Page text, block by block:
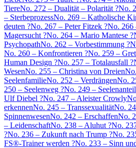
TiereNo. 272 – Dualität – Polarität ?No.
– SterbeprozessNo. 269 – Katholische
deuten ?No. 267 – Peter Fitzek ?No. 266
Magersucht ?No. 264 – Mario Mantese ?
PsychopathNo. 262 – Vorbestimmung ?
No. 260 – Konfrontieren ?No. 259 –
Human Design ?No. 257 – Totalausfall ?
WesenNo. 255 – Christina von Dreien
SeelenfamilieNo. 252 – VerdrängenNo.
250 – Seelenweg ?No. 249 –
Ulf Diebel ?No. 247 – Aleister Crowly
erkennenNo. 245 – TranssexualitätNo.
SpinnenwesenNo. 242 – ErschaffenNo.
– LeidenschaftNo. 238 – Aluhut ?No.
?No. 236 – Zukunft nach Trump ?No.
FS®-Trainer werden ?No. 233 – Sinn